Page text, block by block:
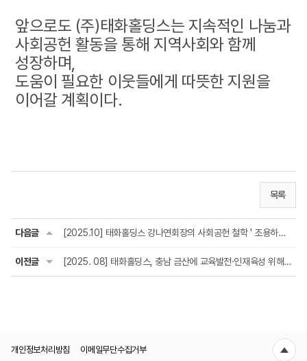
앞으로도 (주)태화홀딩스는 지속적인 나눔과
사회공헌 활동을 통해 지역사회와 함께
성장하며,
도움이 필요한 이웃들에게 따뜻한 지원을
이어갈 계획이다.
목록
다음글 [2025.10] 태화홀딩스 강나연회장의 사회공헌 철학 ' 조용하지만 지속되는 나눔'
이전글 [2025. 08] 태화홀딩스, 충남 금산에 교육발전·인재육성 위해 5000만원 기부
개인정보처리방침 이메일무단수집거부